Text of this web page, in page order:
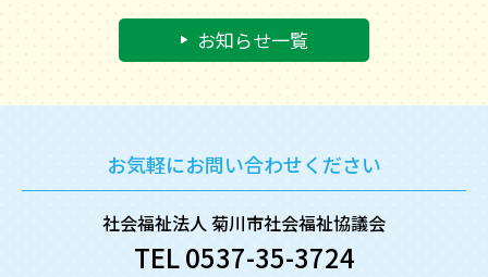
お知らせ一覧
お気軽にお問い合わせください
社会福祉法人 菊川市社会福祉協議会
TEL 0537-35-3724